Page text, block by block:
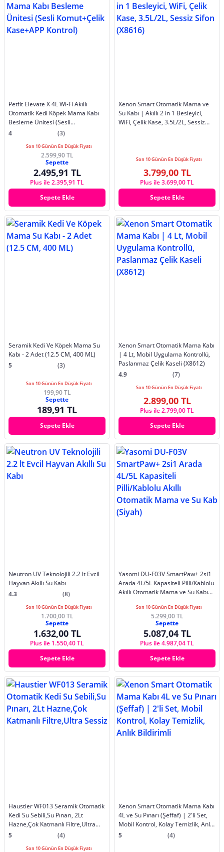
Petfit Elevate X 4L Wi-Fi Akıllı
Otomatik Kedi Köpek Mama Kabı
Besleme Ünitesi (Sesli
Komut+Çelik Kase+APP Kontrol)
4 (3)
Son 10 Günün En Düşük Fiyatı
2.599,90 TL
Sepette
2.495,91 TL
Plus ile 2.395,91 TL
Sepete Ekle
Xenon Smart Otomatik Mama ve
Su Kabı | Akıllı 2 in 1 Besleyici,
WiFi, Çelik Kase, 3.5L/2L, Sessiz
Son 10 Günün En Düşük Fiyatı
3.799,00 TL
Plus ile 3.699,00 TL
Sepete Ekle
Seramik Kedi Ve Köpek Mama Su
Kabı - 2 Adet (12.5 CM, 400 ML)
5
(3)
Son 10 Günün En Düşük Fiyatı
199,90 TL
Sepette
189,91 TL
Sepete Ekle
Xenon Smart Otomatik Mama Kabı
| 4 Lt, Mobil Uygulama Kontrollü,
Paslanmaz Çelik Kaseli (X8612)
4.9
(7)
Son 10 Günün En Düşük Fiyatı
2.899,00 TL
Plus ile 2.799,00 TL
Sepete Ekle
Neutron UV Teknolojili 2.2 lt Evcil
Hayvan Akıllı Su Kabı
4.3
(8)
Son 10 Günün En Düşük Fiyatı
1.700,00 TL
Sepette
1.632,00 TL
Plus ile 1.550,40 TL
Sepete Ekle
Yasomi DU-F03V SmartPaw+ 2si1
Arada 4L/5L Kapasiteli Pilli/Kablolu
Akıllı Otomatik Mama ve Su Kabı
Son 10 Günün En Düşük Fiyatı
5.299,00 TL
Sepette
5.087,04 TL
Plus ile 4.987,04 TL
Sepete Ekle
Haustier WF013 Seramik Otomatik
Kedi Su Sebili,Su Pınarı, 2Lt
Hazne,Çok Katmanlı Filtre,Ultra
Sessiz
5 (4)
Son 10 Günün En Düşük Fiyatı
Xenon Smart Otomatik Mama Kabı
4L ve Su Pınarı (Şeffaf) | 2'li Set,
Mobil Kontrol, Kolay Temizlik, Anlık
Bildirimli
5 (4)